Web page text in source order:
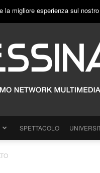
SPETTACOLO
migliore esperienza sul